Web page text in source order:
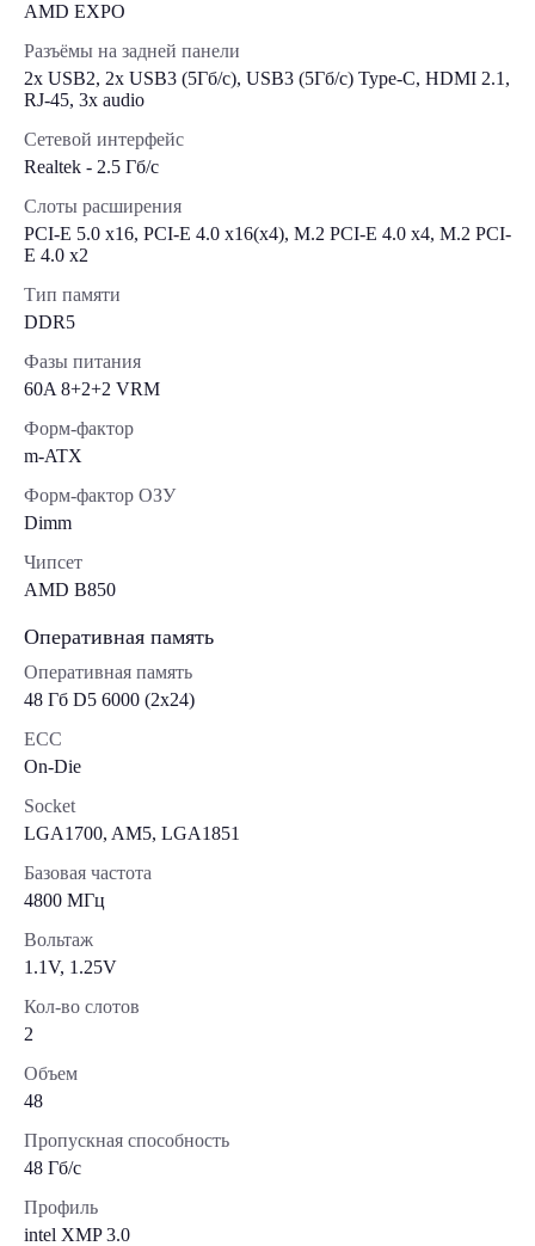
AMD EXPO
Разъёмы на задней панели
2x USB2, 2x USB3 (5Гб/с), USB3 (5Гб/с) Type-C, HDMI 2.1,
RJ-45, 3x audio
Сетевой интерфейс
Realtek - 2.5 Гб/с
Слоты расширения
PCI-E 5.0 x16, PCI-E 4.0 x16(x4), M.2 PCI-E 4.0 x4, M.2 PCI-
E 4.0 x2
Тип памяти
DDR5
Фазы питания
60A 8+2+2 VRM
Форм-фактор
m-ATX
Форм-фактор ОЗУ
Dimm
Чипсет
AMD B850
Оперативная память
Оперативная память
48 Гб D5 6000 (2х24)
ECC
On-Die
Socket
LGA1700, AM5, LGA1851
Базовая частота
4800 МГц
Вольтаж
1.1V, 1.25V
Кол-во слотов
2
Объем
48
Пропускная способность
48 Гб/с
Профиль
intel XMP 3.0